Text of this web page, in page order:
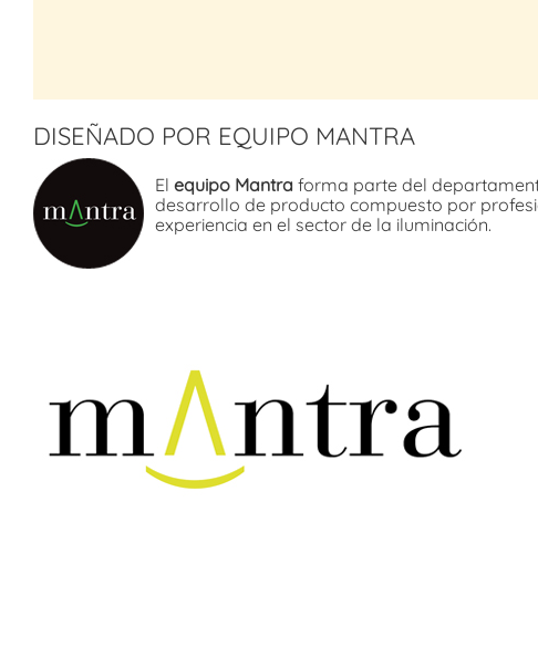
DISEÑADO POR EQUIPO MANTRA
El equipo Mantra forma parte del
desarrollo de producto compuesto por
experiencia en el sector de la iluminación.